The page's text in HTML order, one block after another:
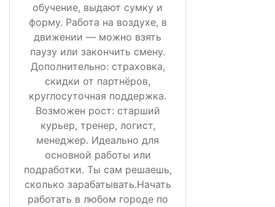
обучение, выдают сумку и
форму. Работа на воздухе, в
движении — можно взять
паузу или закончить смену.
Дополнительно: страховка,
скидки от партнёров,
круглосуточная поддержка.
Возможен рост: старший
курьер, тренер, логист,
менеджер. Идеально для
основной работы или
подработки. Ты сам решаешь,
сколько зарабатывать.Начать
работать в любом городе по